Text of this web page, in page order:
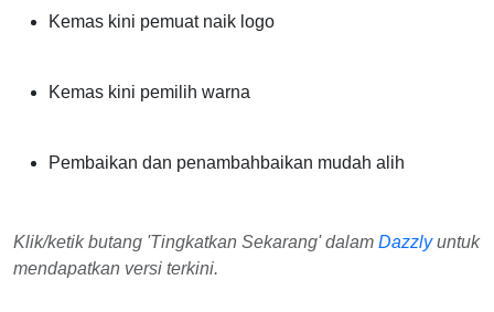
Kemas kini pemuat naik logo
Kemas kini pemilih warna
Pembaikan dan penambahbaikan mudah alih
Klik/ketik butang 'Tingkatkan Sekarang' dalam Dazzlyuntuk
mendapatkan versi terkini.